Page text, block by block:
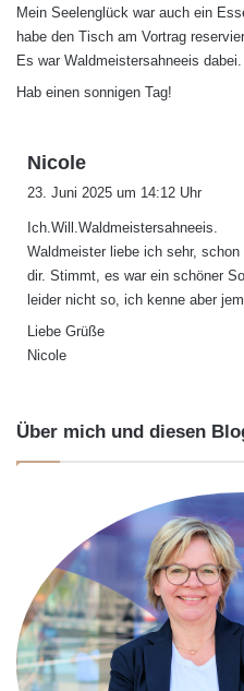
Mein Seelenglück war auch ein
habe den Tisch am Vortrag
Es war Waldmeistersahneeis dabei.
Hab einen sonnigen Tag!
Nicole
t
:
23. Juni 2025 um 14:12 Uhr
Ich.Will.Waldmeistersahneeis.
Waldmeister liebe ich sehr,
dir. Stimmt, es war ein schöner
leider nicht so, ich kenne aber
Liebe Grüße
Nicole
Über mich und diesen